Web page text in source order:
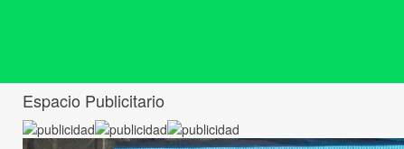
Espacio Publicitario